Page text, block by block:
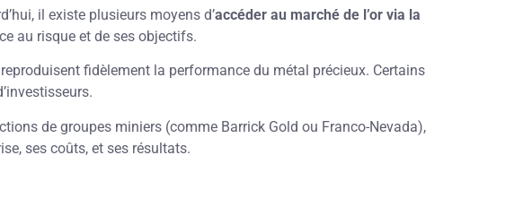
il existe plusieurs moyens d’accéder au marché de l’or via la
au risque et de ses objectifs.
fidèlement la performance du métal précieux. Certains
de groupes miniers (comme Barrick Gold ou Franco-Nevada),
ses coûts, et ses résultats.